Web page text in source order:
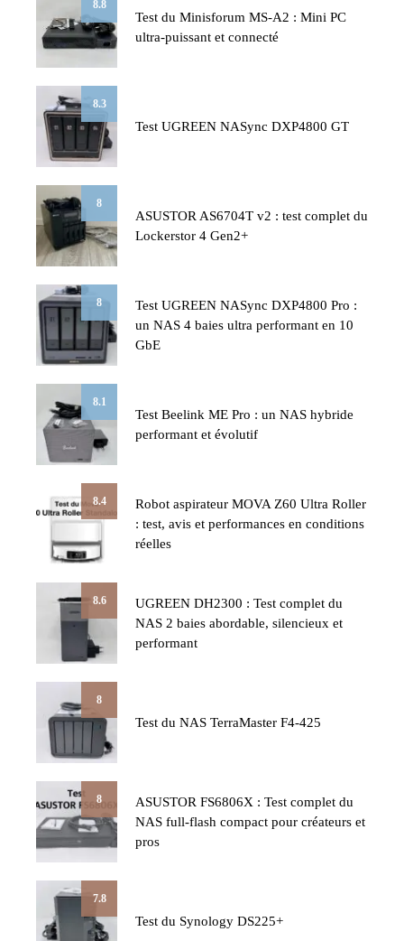
8.8
Test du Minisforum MS-A2 : Mini PC
ultra-puissant et connecté
8.3
Test UGREEN NASync DXP4800 GT
8
ASUSTOR AS6704T v2 : test complet du
Lockerstor 4 Gen2+
8
Test UGREEN NASync DXP4800 Pro :
un NAS 4 baies ultra performant en 10
GbE
8.1
Test Beelink ME Pro : un NAS hybride
performant et évolutif
8.4
Robot aspirateur MOVA Z60 Ultra Roller
: test, avis et performances en conditions
réelles
8.6
UGREEN DH2300 : Test complet du
NAS 2 baies abordable, silencieux et
performant
8
Test du NAS TerraMaster F4-425
8
ASUSTOR FS6806X : Test complet du
NAS full-flash compact pour créateurs et
pros
7.8
Test du Synology DS225+